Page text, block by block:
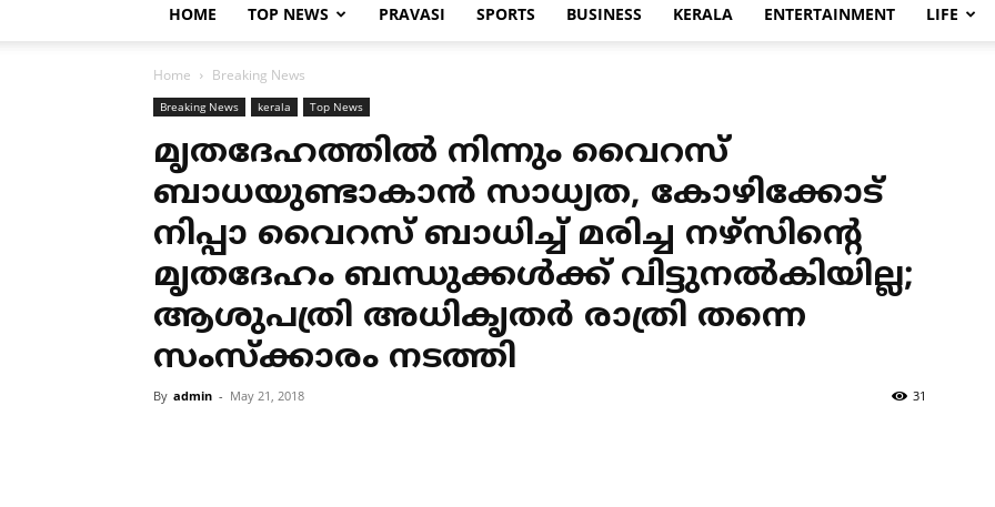
HOME TOP NEWS PRAVASI SPORTS BUSINESS KERALA ENTERTAINMENT LIFE
Home Breaking News
Breaking News kerala Top News
മൃതദേഹത്തില്‍ നിന്നും വൈറസ്
ബാധയുണ്ടാകാന്‍ സാധ്യത, കോഴിക്കോട്
നിപ്പാ വൈറസ് ബാധിച്ച് മരിച്ച നഴ്സിന്റെ
മൃതദേഹം ബന്ധുക്കള്‍ക്ക് വിട്ടുനല്‍കിയില്ല;
ആശുപത്രി അധികൃതര്‍ രാത്രി തന്നെ
സംസ്‌ക്കാരം നടത്തി
By admin - May 21, 2018 31